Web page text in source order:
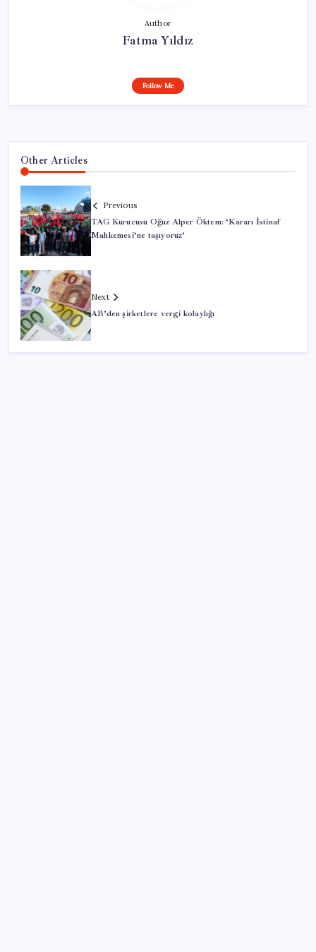
Author
Fatma Yıldız
Follow Me
Other Articles
Previous
TAG Kurucusu Oğuz Alper Öktem: ‘Kararı İstinaf
Mahkemesi’ne taşıyoruz’
Next
AB’den şirketlere vergi kolaylığı